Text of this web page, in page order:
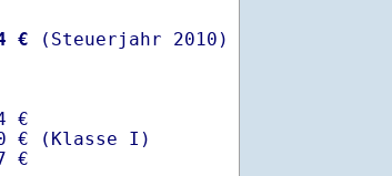
€ (Steuerjahr 2010)
€
€ (Klasse I)
€